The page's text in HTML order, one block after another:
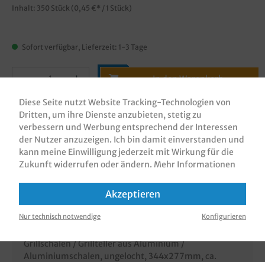
Inhalt: 350 Stück (0,45 €* / 1 Stück)
Sofort verfügbar, Lieferzeit: 1-3 Tage
In den Warenkorb
Zum Merkzettel hinzufügen
Grillschalen / Grillteller aus Aluminium /
Aluminiumschalen, ungelocht, 344x277mm, ca.
Diese Seite nutzt Website Tracking-Technologien von
Dritten, um ihre Dienste anzubieten, stetig zu
verbessern und Werbung entsprechend der Interessen
der Nutzer anzuzeigen. Ich bin damit einverstanden und
kann meine Einwilligung jederzeit mit Wirkung für die
Zukunft widerrufen oder ändern. Mehr Informationen
Akzeptieren
Nur technisch notwendige Konfigurieren